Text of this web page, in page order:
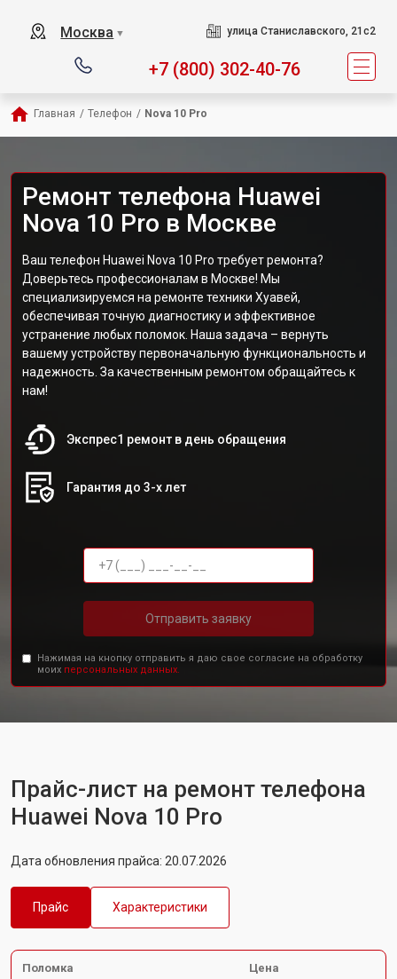
Москва ▼ улица Станиславского, 21с2
+7 (800) 302-40-76
Главная / Телефон / Nova 10 Pro
Ремонт телефона Huawei
Nova 10 Pro в Москве
Ваш телефон Huawei Nova 10 Pro требует ремонта?
Доверьтесь профессионалам в Москве! Мы
специализируемся на ремонте техники Хуавей,
обеспечивая точную диагностику и эффективное
устранение любых поломок. Наша задача – вернуть
вашему устройству первоначальную функциональность и
надежность. За качественным ремонтом обращайтесь к
нам!
Экспрес1 ремонт в день обращения
Гарантия до 3-х лет
Отправить заявку
Нажимая на кнопку отправить я даю свое согласие на обработку
моих персональных данных.
Прайс-лист на ремонт телефона
Huawei Nova 10 Pro
Дата обновления прайса: 20.07.2026
Прайс Характеристики
Поломка Цена